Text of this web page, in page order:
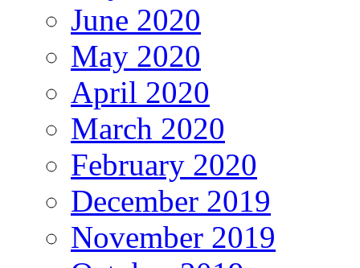
June 2020
May 2020
April 2020
March 2020
February 2020
December 2019
November 2019